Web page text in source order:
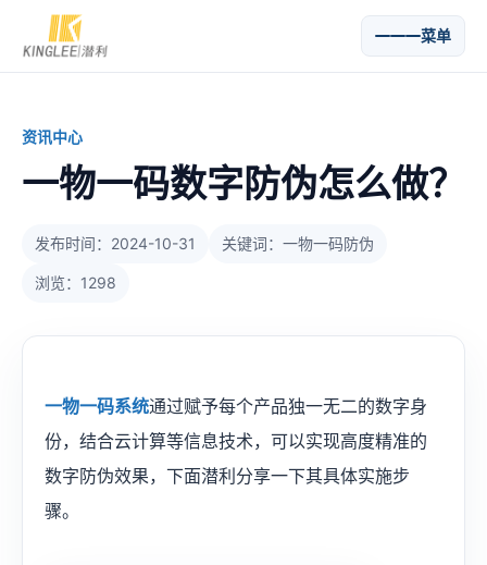
菜单
资讯中心
一物一码数字防伪怎么做？
发布时间：2024-10-31 关键词：一物一码防伪
浏览：1298
一物一码系统通过赋予每个产品独一无二的数字身
份，结合云计算等信息技术，可以实现高度精准的
数字防伪效果，下面潜利分享一下其具体实施步
骤。